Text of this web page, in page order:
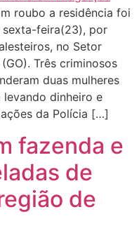
roubo a residência foi
feira(23), por
no Setor
Três criminosos
duas mulheres
levando dinheiro e
da Polícia […]
fazenda e
de
de